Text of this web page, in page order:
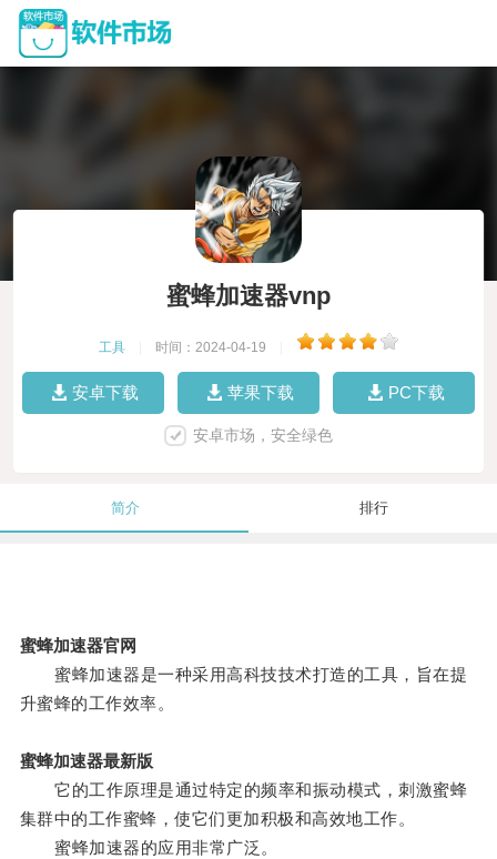
蜜蜂加速器vnp
工具 时间：2024-04-19
安卓下载 苹果下载 PC下载
安卓市场，安全绿色
简介 排行
蜜蜂加速器官网
蜜蜂加速器是一种采用高科技技术打造的工具，旨在提
升蜜蜂的工作效率。
蜜蜂加速器最新版
它的工作原理是通过特定的频率和振动模式，刺激蜜蜂
集群中的工作蜜蜂，使它们更加积极和高效地工作。
蜜蜂加速器的应用非常广泛。